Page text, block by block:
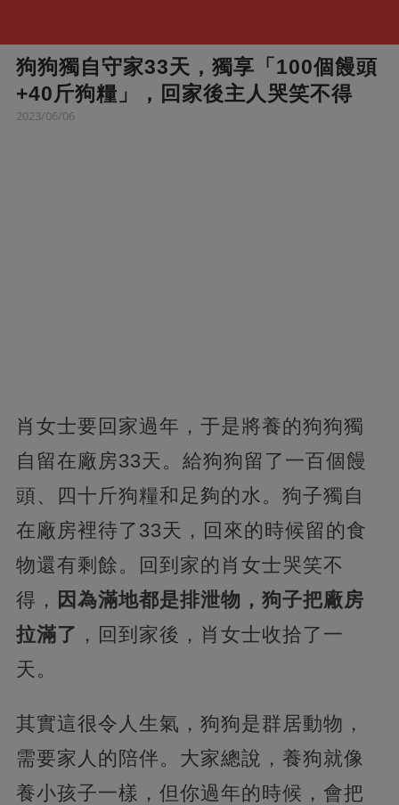
狗狗獨自守家33天，獨享「100個饅頭
+40斤狗糧」，回家後主人哭笑不得
2023/06/06
肖女士要回家過年，于是將養的狗狗獨
自留在廠房33天。給狗狗留了一百個饅
頭、四十斤狗糧和足夠的水。狗子獨自
在廠房裡待了33天，回來的時候留的食
物還有剩餘。回到家的肖女士哭笑不
得， 因為滿地都是排泄物，狗子把廠房
拉滿了 ，回到家後，肖女士收拾了一
天。
其實這很令人生氣，狗狗是群居動物，
需要家人的陪伴。大家總說，養狗就像
養小孩子一樣，但你過年的時候，會把